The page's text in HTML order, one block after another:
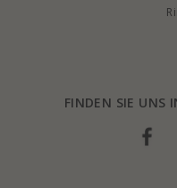
FINDEN SIE UNS